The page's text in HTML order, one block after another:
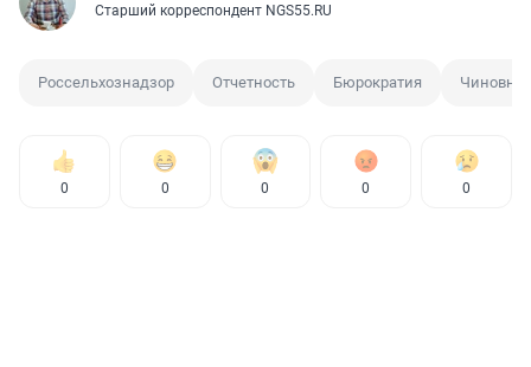
Старший корреспондент NGS55.RU
Россельхознадзор Отчетность Бюрократия
0 0 0 0 0